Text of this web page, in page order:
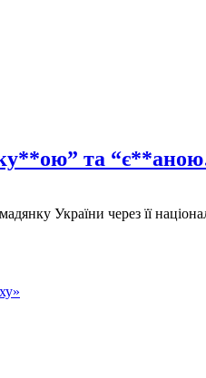
та
України через її